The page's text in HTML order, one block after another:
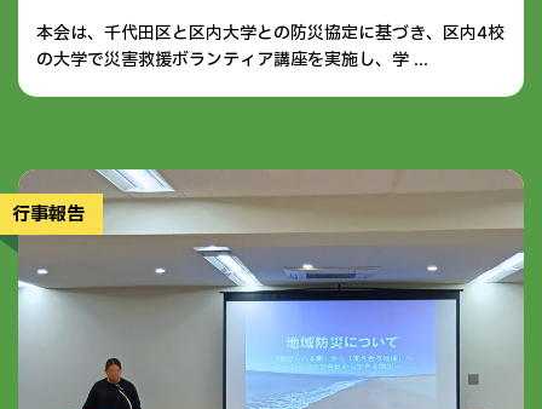
本会は、千代田区と区内大学との防災協定に基づき、区内4校
の大学で災害救援ボランティア講座を実施し、学 ...
行事報告